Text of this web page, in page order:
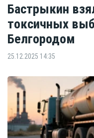
Бастрыкин
токсичных
Белгородом
25.12.2025 14:35